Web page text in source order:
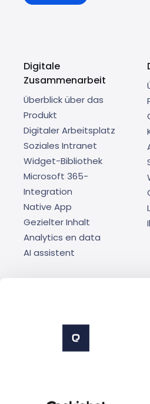
Digitale
Zusammenarbeit
Überblick über das
Produkt
Digitaler Arbeitsplatz
Soziales Intranet
Widget-Bibliothek
Microsoft 365-
Integration
Native App
Gezielter Inhalt
Analytics en data
AI assistent